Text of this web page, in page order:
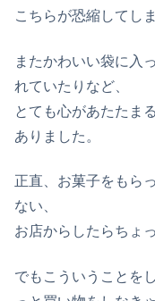
こちらが恐縮してし
またかわいい袋に入
れていたりなど、
とても心があたたま
ありました。
正直、お菓子をもら
ない、
お店からしたらちょ
でもこういうことを